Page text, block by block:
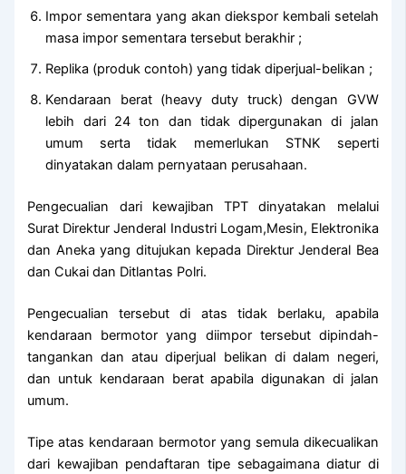
Impor sementara yang akan diekspor kembali setelah
masa impor sementara tersebut berakhir ;
Replika (produk contoh) yang tidak diperjual-belikan ;
Kendaraan berat (heavy duty truck) dengan GVW
lebih dari 24 ton dan tidak dipergunakan di jalan
umum serta tidak memerlukan STNK seperti
dinyatakan dalam pernyataan perusahaan.
Pengecualian dari kewajiban TPT dinyatakan melalui
Surat Direktur Jenderal Industri Logam,Mesin, Elektronika
dan Aneka yang ditujukan kepada Direktur Jenderal Bea
dan Cukai dan Ditlantas Polri.
Pengecualian tersebut di atas tidak berlaku, apabila
kendaraan bermotor yang diimpor tersebut dipindah-
tangankan dan atau diperjual belikan di dalam negeri,
dan untuk kendaraan berat apabila digunakan di jalan
umum.
Tipe atas kendaraan bermotor yang semula dikecualikan
dari kewajiban pendaftaran tipe sebagaimana diatur di